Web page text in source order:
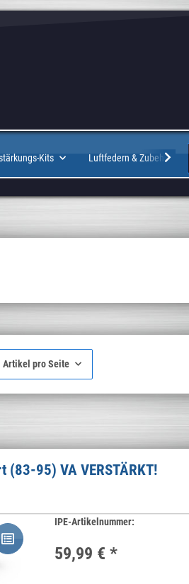
Kits Luftfedern & Zubehör
Artikel pro Seite
(83-95) VA VERSTÄRKT!
IPE-Artikelnummer:
59,99 €*